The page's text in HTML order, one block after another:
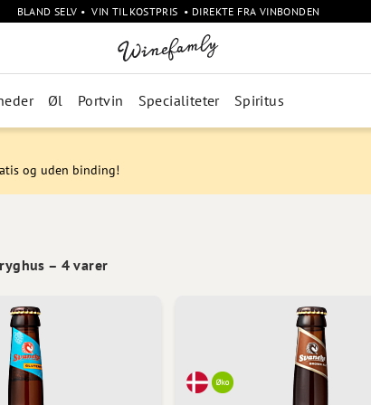
BLAND SELV • VIN TIL KOSTPRIS • DIREKTE FRA VINBONDEN
Øl Portvin Specialiteter Spiritus
og uden binding!
– 4 varer